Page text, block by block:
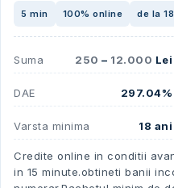
5 min 100% online de la
Suma 250 – 12.000 Lei
DAE 297.04%
Varsta minima 18 ani
Credite online in conditii
in 15 minute.obtineti banii